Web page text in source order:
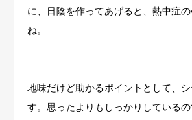
に、日陰を作ってあげると、熱中症
ね。
地味だけど助かるポイントとして、
す。思ったよりもしっかりしている